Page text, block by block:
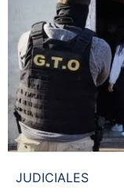
JUDICIALES